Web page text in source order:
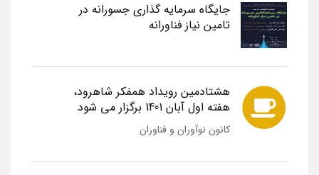
جایگاه سرمایه گذاری جسورانه در
تامین نیاز فناورانه
هشتادمین رویداد همفکر شاهرود،
هفته اول آبان 1401 برگزار می شود
کانون نوآوران و فناوران